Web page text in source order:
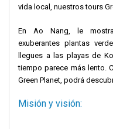
vida local, nuestros tours
En Ao Nang, le
exuberantes plantas
llegues a las playas de
tiempo parece más lento.
Green Planet, podrá
Misión y visión: